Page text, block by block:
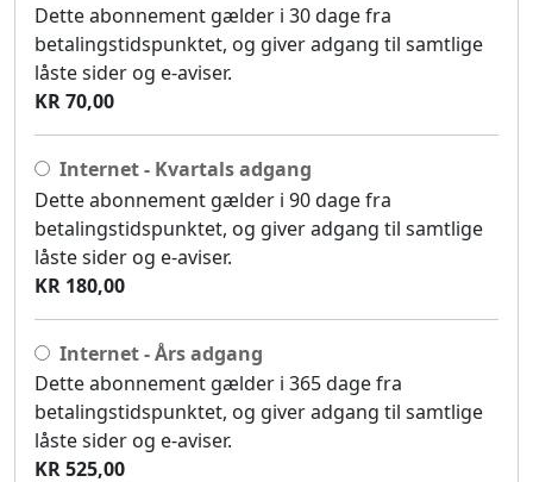
Dette abonnement gælder i 30 dage fra
betalingstidspunktet, og giver adgang til samtlige
låste sider og e-aviser.
KR 70,00
Internet - Kvartals adgang
Dette abonnement gælder i 90 dage fra
betalingstidspunktet, og giver adgang til samtlige
låste sider og e-aviser.
KR 180,00
Internet - Års adgang
Dette abonnement gælder i 365 dage fra
betalingstidspunktet, og giver adgang til samtlige
låste sider og e-aviser.
KR 525,00